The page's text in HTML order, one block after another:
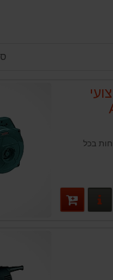
בכל
פרטים נוספים